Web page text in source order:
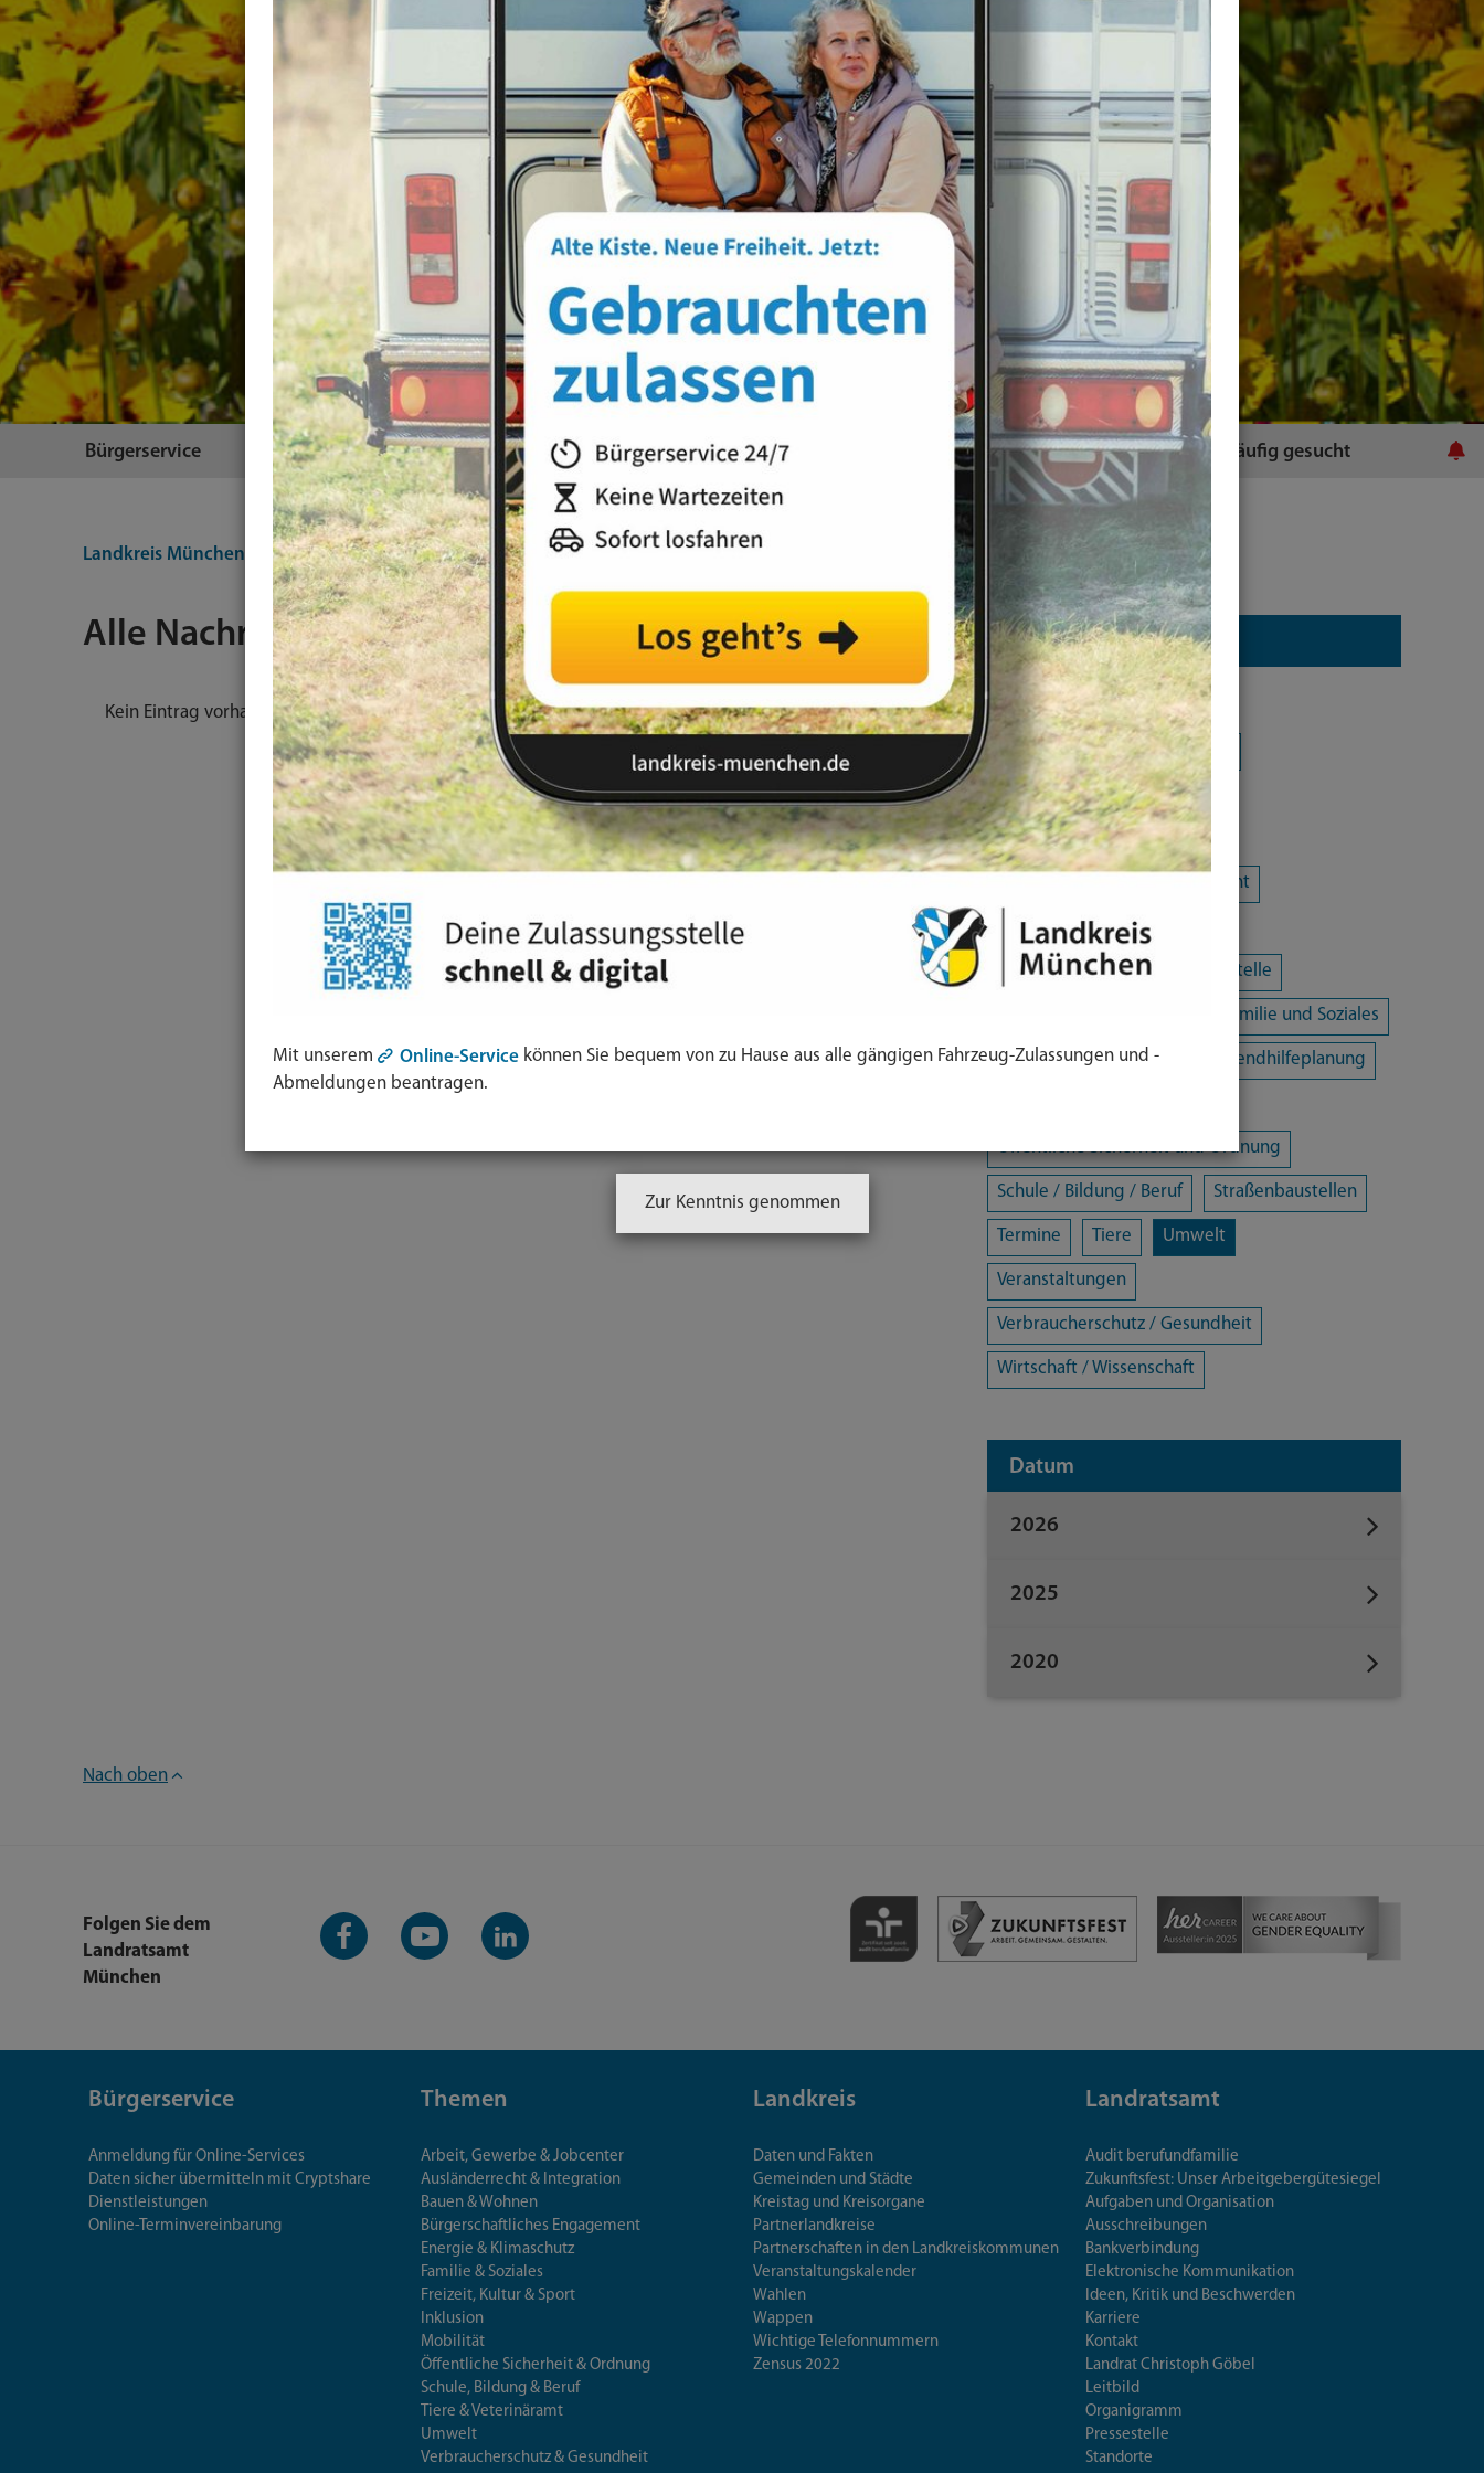
Bürgerservice Themen Landkreis Landratsamt Häufig gesucht
Landkreis München Nachrichten
Alle Nachrichten
Kein Eintrag vorhanden.
Kategorie
Alle Kategorien Amtsblatt
Arbeit / Gewerbe / Jobcenter
Ausländerrecht & Integration
Bauen und Wohnen
Bürgerschaftliches Engagement
Chancengleichheit
Eltern- und Jugendberatungsstelle
Familie und Soziales
Freizeit / Kultur / Sport Jugendhilfeplanung
Öffentliche Sicherheit und Ordnung
Schule / Bildung / Beruf Straßenbaustellen
Termine Tiere Umwelt
Veranstaltungen
Verbraucherschutz / Gesundheit
Wirtschaft / Wissenschaft
Datum
2026
2025
2020
Nach oben
Folgen Sie dem
Landratsamt
München
Facebook-
Seite
YouTube-
Kanal
LinkedIn-
Kanal
Bürgerservice
Anmeldung für Online-Services
Daten sicher übermitteln mit Cryptshare
Dienstleistungen
Online-Terminvereinbarung
Themen
Arbeit, Gewerbe & Jobcenter
Ausländerrecht & Integration
Bauen & Wohnen
Bürgerschaftliches Engagement
Energie & Klimaschutz
Familie & Soziales
Freizeit, Kultur & Sport
Inklusion
Mobilität
Öffentliche Sicherheit & Ordnung
Schule, Bildung & Beruf
Tiere & Veterinäramt
Umwelt
Verbraucherschutz & Gesundheit
Landkreis
Daten und Fakten
Gemeinden und Städte
Kreistag und Kreisorgane
Partnerlandkreise
Partnerschaften in den Landkreiskommunen
Veranstaltungskalender
Wahlen
Wappen
Wichtige Telefonnummern
Zensus 2022
Landratsamt
Audit berufundfamilie
Zukunftsfest: Unser Arbeitgebergütesiegel
Aufgaben und Organisation
Ausschreibungen
Bankverbindung
Elektronische Kommunikation
Ideen, Kritik und Beschwerden
Karriere
Kontakt
Landrat Christoph Göbel
Leitbild
Organigramm
Pressestelle
Standorte
Mit unserem Online-Service können Sie bequem von zu Hause aus alle gängigen Fahrzeug-Zulassungen und -
Abmeldungen beantragen.
Zur Kenntnis genommen